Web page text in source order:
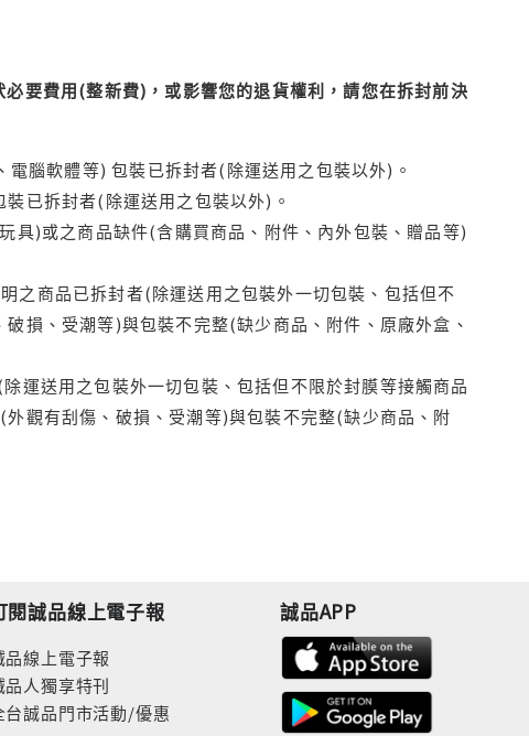
要費用(整新費)，或影響您的退貨權利，請您在拆封前決
腦軟體等) 包裝已拆封者(除運送用之包裝以外)。
已拆封者(除運送用之包裝以外)。
具)或之商品缺件(含購買商品、附件、內外包裝、贈品等)
之商品已拆封者(除運送用之包裝外一切包裝、包括但不
損、受潮等)與包裝不完整(缺少商品、附件、原廠外盒、
運送用之包裝外一切包裝、包括但不限於封膜等接觸商品
觀有刮傷、破損、受潮等)與包裝不完整(缺少商品、附
閱誠品線上電子報
品線上電子報
品人獨享特刊
台誠品門市活動/優惠
誠品APP